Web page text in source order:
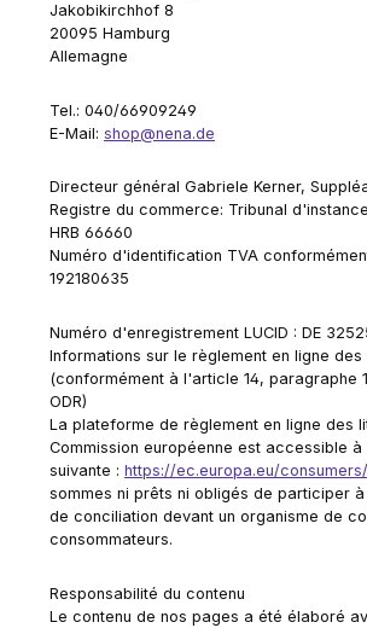
Jakobikirchhof 8
20095 Hamburg
Allemagne
Tel.: 040/66909249
E-Mail: shop@nena.de
Directeur général Gabriele Kerner,
Registre du commerce: Tribunal
HRB 66660
Numéro d'identification TVA
192180635
Numéro d'enregistrement LUCID : DE
Informations sur le règlement en ligne des
(conformément à l'article 14, paragraphe
ODR)
La plateforme de règlement en ligne des
Commission européenne est accessible
suivante : https://ec.europa.eu/
sommes ni prêts ni obligés de participer
de conciliation devant un organisme de
consommateurs.
Responsabilité du contenu
Le contenu de nos pages a été élaboré